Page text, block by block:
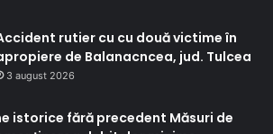
rutier cu cu două victime în
de Balanacncea, jud. Tulcea
3 august 2026
istorice fără precedent Măsuri de